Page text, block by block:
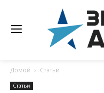
Домой Статьи
Статьи